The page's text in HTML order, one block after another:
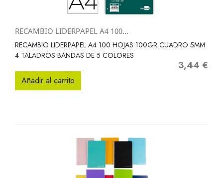
RECAMBIO LIDERPAPEL A4 100...
RECAMBIO LIDERPAPEL A4 100 HOJAS 100GR CUADRO 5MM
4 TALADROS BANDAS DE 5 COLORES
Precio
3,44 €
Añadir al carrito